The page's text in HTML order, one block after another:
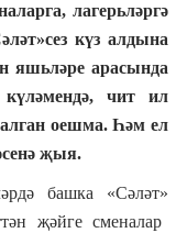
лагерьләргә
күз алдына
яшьләре арасында
чит ил
оешма. Һәм ел
җыя.
башка «Сәләт»
җәйге сменалар